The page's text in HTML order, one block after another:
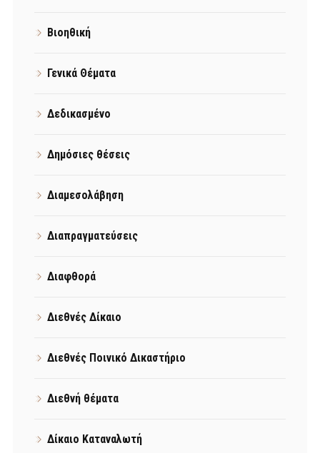
Βιοηθική
Γενικά Θέματα
Δεδικασμένο
Δημόσιες θέσεις
Διαμεσολάβηση
Διαπραγματεύσεις
Διαφθορά
Διεθνές Δίκαιο
Διεθνές Ποινικό Δικαστήριο
Διεθνή θέματα
Δίκαιο Καταναλωτή